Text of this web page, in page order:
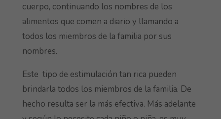
cuerpo, continuando los nombres de los
alimentos que comen a diario y llamando a
todos los miembros de la familia por sus
nombres.
Este tipo de estimulación tan rica pueden
brindarla todos los miembros de la familia. De
hecho resulta ser la más efectiva. Más adelante